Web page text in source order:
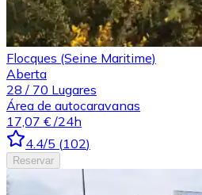
Flocques (Seine Maritime)
Aberta
28 / 70 Lugares
Área de autocaravanas
17,07 € /24h
4.4/5 (102)
Reservar